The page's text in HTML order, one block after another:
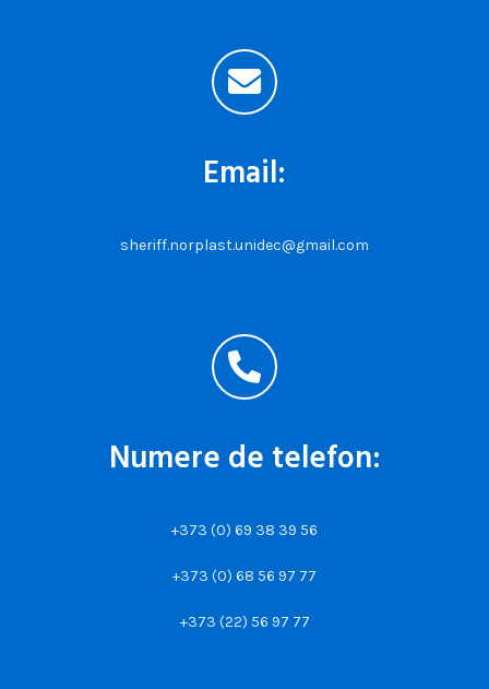
Email:
sheriff.norplast.unidec@gmail.com
Numere de telefon:
+373 (0) 69 38 39 56
+373 (0) 68 56 97 77
+373 (22) 56 97 77